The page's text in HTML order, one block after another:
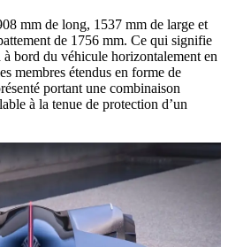
mm de long, 1537 mm de large et
de 1756 mm. Ce qui signifie
bord du véhicule horizontalement en
membres étendus en forme de
portant une combinaison
à la tenue de protection d’un